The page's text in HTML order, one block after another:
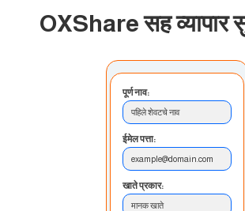
OXShare सह व्यापार
पूर्ण नाव:
पहिले शेवटचे नाव
ईमेल पत्ता:
example@domain.com
खाते प्रकार:
मानक खाते